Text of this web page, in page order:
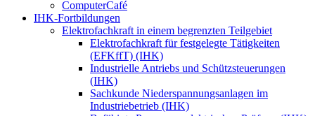
ComputerCafé
IHK-Fortbildungen
Elektrofachkraft in einem begrenzten Teilgebiet
Elektrofachkraft für festgelegte Tätigkeiten
(EFKffT) (IHK)
Industrielle Antriebs und Schützsteuerungen
(IHK)
Sachkunde Niederspannungsanlagen im
Industriebetrieb (IHK)